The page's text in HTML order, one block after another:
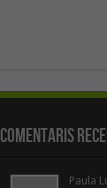
Comentaris
Paula